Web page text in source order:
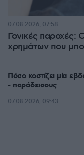
Γονικές παροχές:
χρημάτων που
07.08.2026, 07:58
Πόσο κοστίζει μία
- παράδεισους
07.08.2026, 09:43